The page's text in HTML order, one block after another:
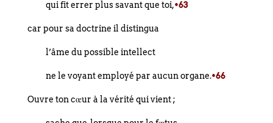
qui fit errer plus savant que toi,•63
car pour sa doctrine il distingua
l’âme du possible intellect
ne le voyant employé par aucun organe.•66
Ouvre ton cœur à la vérité qui vient ;